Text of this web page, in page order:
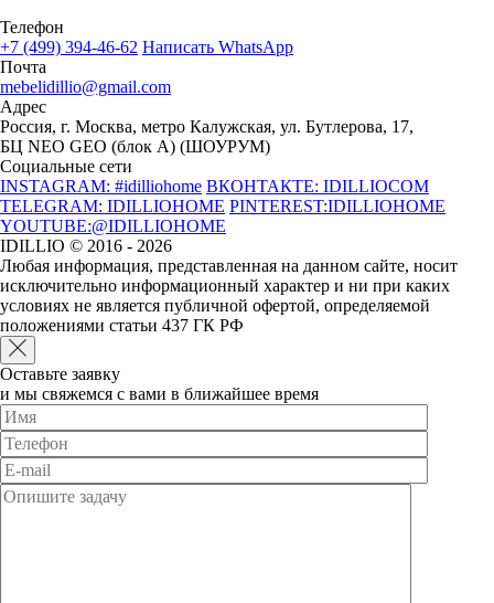
Телефон
+7 (499) 394-46-62 Написать WhatsApp
Почта
mebelidillio@gmail.com
Адрес
Россия, г. Москва, метро Калужская, ул. Бутлерова, 17,
БЦ NEO GEO (блок А) (ШОУРУМ)
Социальные сети
INSTAGRAM: #idilliohome ВКОНТАКТЕ: IDILLIOCOM
TELEGRAM: IDILLIOHOME PINTEREST:IDILLIOHOME
YOUTUBE:@IDILLIOHOME
IDILLIO © 2016 - 2026
Любая информация, представленная на данном сайте, носит
исключительно информационный характер и ни при каких
условиях не является публичной офертой, определяемой
положениями статьи 437 ГК РФ
Оставьте заявку
и мы свяжемся с вами в ближайшее время